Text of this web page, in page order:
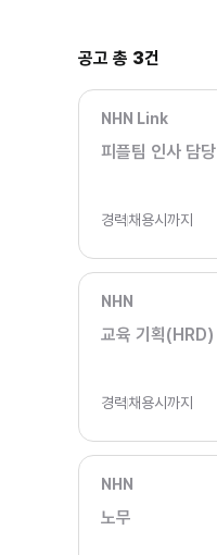
공고 총 3건
NHN Link
피플팀 인사 담당
경력채용시까지
NHN
교육 기획(HRD)
경력채용시까지
NHN
노무